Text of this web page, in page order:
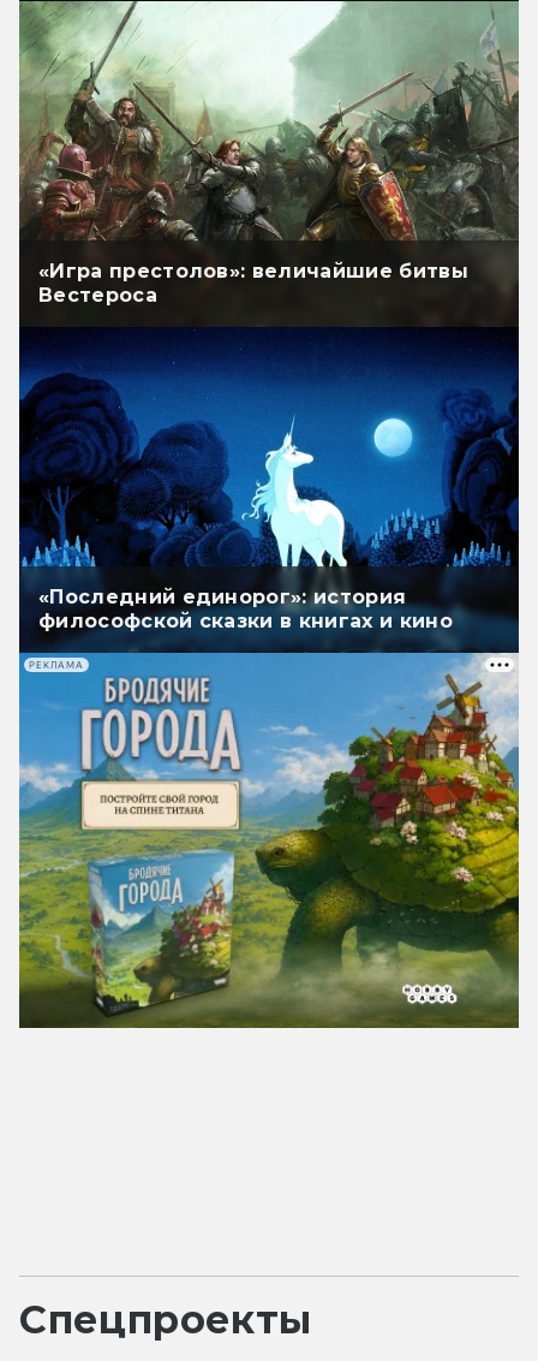
«Игра престолов»: величайшие битвы
Вестероса
«Последний единорог»: история
философской сказки в книгах и кино
РЕКЛАМА
Спецпроекты